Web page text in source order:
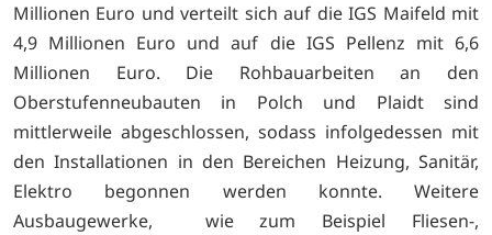
Millionen Euro und verteilt sich auf die IGS Maifeld mit
4,9 Millionen Euro und auf die IGS Pellenz mit 6,6
Millionen Euro. Die Rohbauarbeiten an den
Oberstufenneubauten in Polch und Plaidt sind
mittlerweile abgeschlossen, sodass infolgedessen mit
den Installationen in den Bereichen Heizung, Sanitär,
Elektro begonnen werden konnte. Weitere
Ausbaugewerke, wie zum Beispiel Fliesen-,